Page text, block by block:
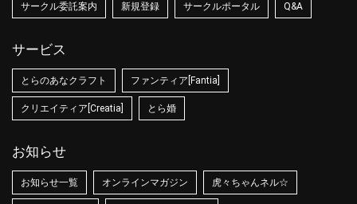
サークル委託案内 新規登録 サークルポータル Q&A
サービス
とらのあなクラフト ファンティア[Fantia]
クリエイティア[Creatia] とら婚
お知らせ
お知らせ一覧 オンラインマガジン 虎々ちゃんネル☆